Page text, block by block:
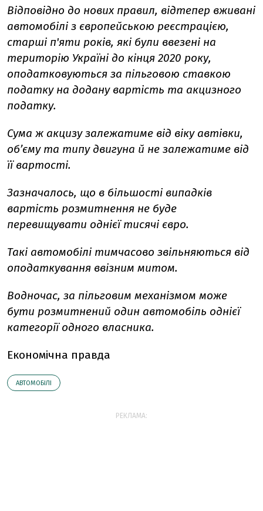
Відповідно до нових правил, відтепер вживані
автомобілі з європейською реєстрацією,
старші п'яти років, які були ввезені на
територію Україні до кінця 2020 року,
оподатковуються за пільговою ставкою
податку на додану вартість та акцизного
податку.
Сума ж акцизу залежатиме від віку автівки,
об’єму та типу двигуна й не залежатиме від
її вартості.
Зазначалось, що в більшості випадків
вартість розмитнення не буде
перевищувати однієї тисячі євро.
Такі автомобілі тимчасово звільняються від
оподаткування ввізним митом.
Водночас, за пільговим механізмом може
бути розмитнений один автомобіль однієї
категорії одного власника.
Економічна правда
АВТОМОБІЛІ
РЕКЛАМА: